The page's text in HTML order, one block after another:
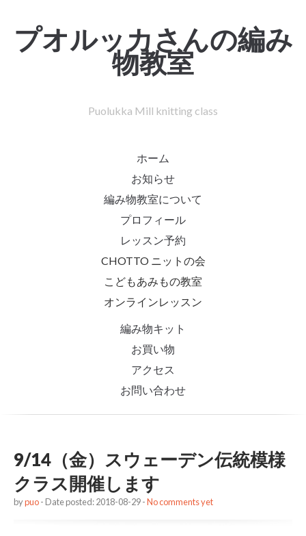
プオルッカさんの編み
物教室
Puolukka Mill knitting class
ホーム
お知らせ
編み物教室について
プロフィール
レッスン予約
CHOTTO ニットの会
こどもあみもの教室
オンラインレッスン
編み物キット
お買い物
アクセス
お問い合わせ
9/14（金）スウェーデン伝統模様
クラス開催します
bypuo- Date posted: 2018-08-29 -No comments yet